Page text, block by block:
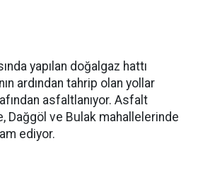
yapılan doğalgaz hattı
ardından tahrip olan yollar
asfaltlanıyor. Asfalt
Dağgöl ve Bulak mahallelerinde
ediyor.